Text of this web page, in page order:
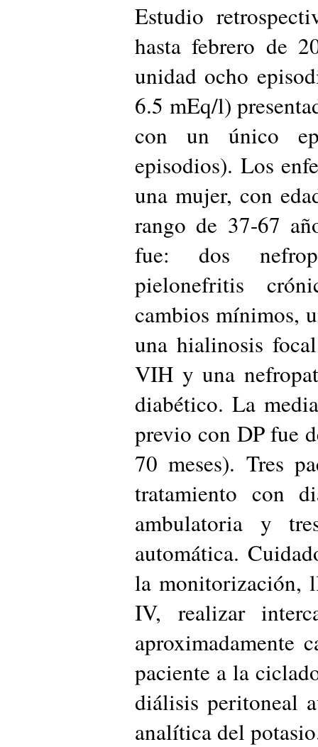
Estudio
hasta febrero de
unidad ocho
6.5 mEq/l)
con un único
episodios). Los
una mujer, con
rango de 37-67
fue: dos
pielonefritis
cambios mínimos,
una hialinosis
VIH y una
diabético. La
previo con DP fue
70 meses). Tres
tratamiento con
ambulatoria y
automática.
la monitorización,
IV, realizar
aproximadamente
paciente a la
diálisis peritoneal
analítica del